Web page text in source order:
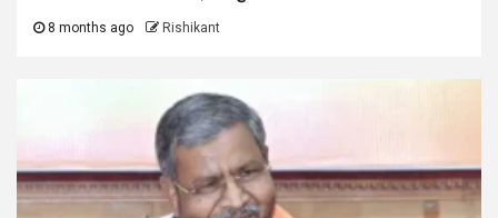
8 months ago Rishikant